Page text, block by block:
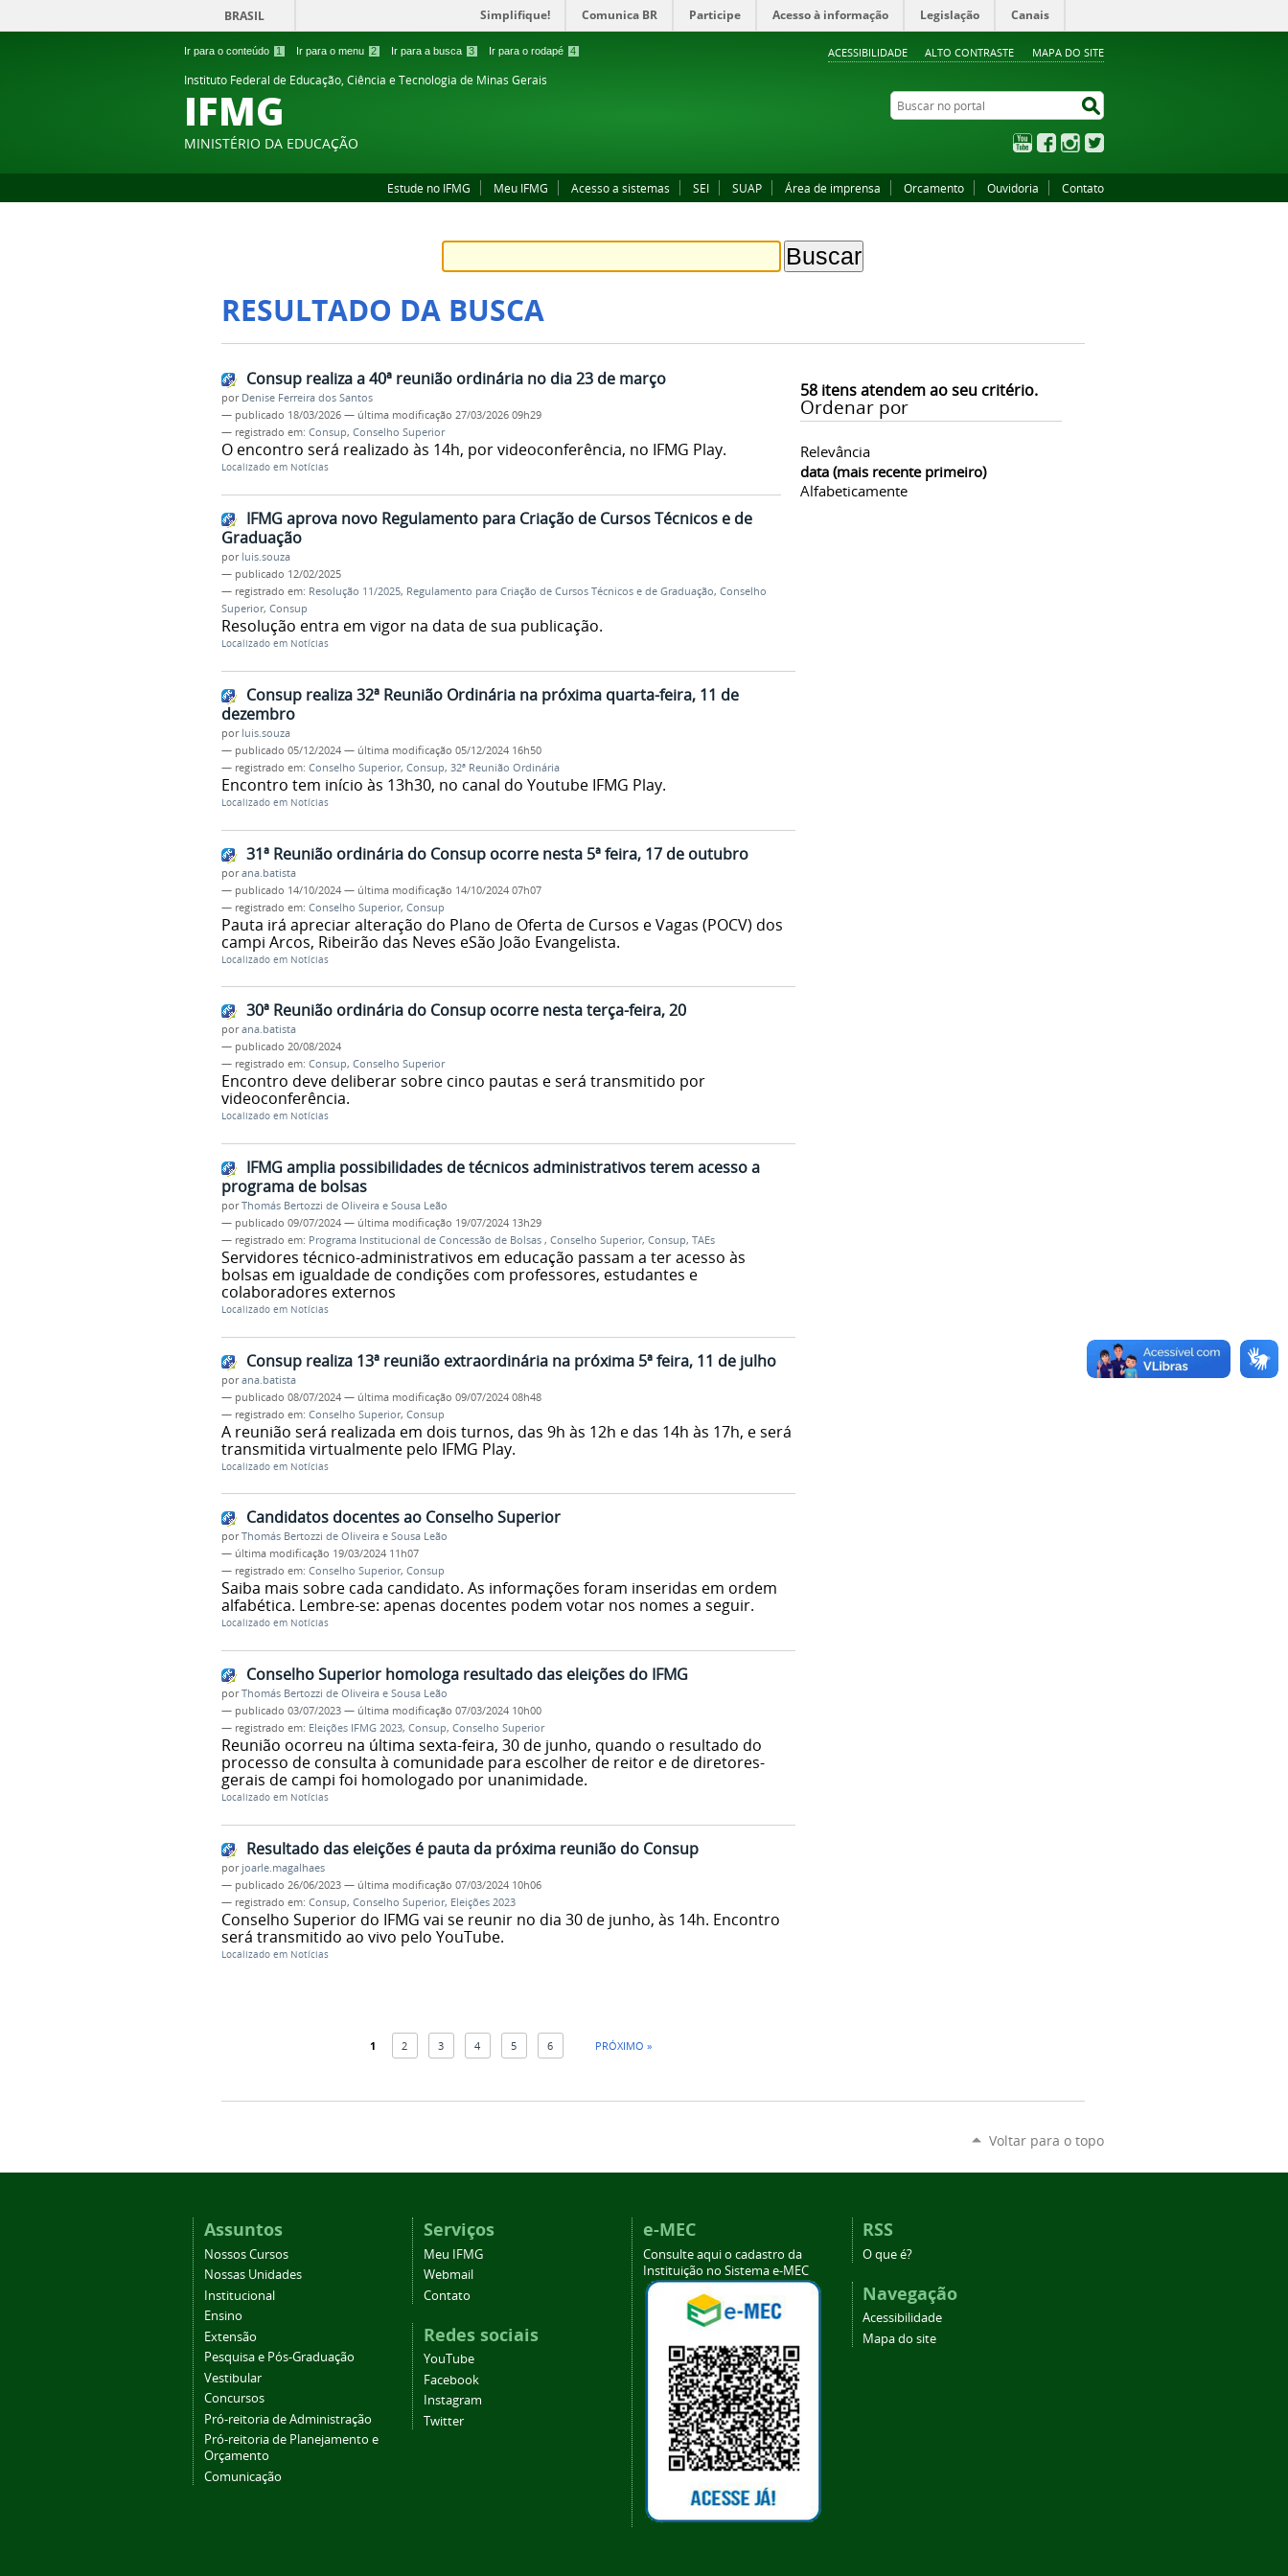
Ir para o conteúdo 1 Ir para o menu 2 Ir para a busca 3 Ir para o rodapé 4 ACESSIBILIDADE ALTO CONTRASTE MAPA DO SITE
BRASIL Simplifique! Comunica BR Participe Acesso à informação Legislação Canais
Instituto Federal de Educação, Ciência e Tecnologia de Minas Gerais
IFMG
MINISTÉRIO DA EDUCAÇÃO
Buscar no portal
YouTubeFacebookInstagram
Estude no IFMG Meu IFMG Acesso a sistemas SEI SUAP Área de imprensa Orcamento Ouvidoria Contato
RESULTADO DA BUSCA
58itens atendem ao seu critério.
Ordenar por
Relevância
data (mais recente primeiro)
Alfabeticamente
Consup realiza a 40ª reunião ordinária no dia 23 de março
por Denise Ferreira dos Santos
— publicado 18/03/2026 — última modificação 27/03/2026 09h29
— registrado em: Consup, Conselho Superior
O encontro será realizado às 14h, por videoconferência, no IFMG Play.
Localizado em Notícias
IFMG aprova novo Regulamento para Criação de Cursos Técnicos e de
Graduação
por luis.souza
— publicado 12/02/2025
— registrado em: Resolução 11/2025, Regulamento para Criação de Cursos Técnicos e de Graduação, Conselho
Superior, Consup
Resolução entra em vigor na data de sua publicação.
Localizado em Notícias
Consup realiza 32ª Reunião Ordinária na próxima quarta-feira, 11 de
dezembro
por luis.souza
— publicado 05/12/2024 — última modificação 05/12/2024 16h50
— registrado em: Conselho Superior, Consup, 32ª Reunião Ordinária
Encontro tem início às 13h30, no canal do Youtube IFMG Play.
Localizado em Notícias
31ª Reunião ordinária do Consup ocorre nesta 5ª feira, 17 de outubro
porana.batista
— publicado 14/10/2024 — última modificação 14/10/2024 07h07
— registrado em: Conselho Superior, Consup
Pauta irá apreciar alteração do Plano de Oferta de Cursos e Vagas (POCV) dos
campi Arcos, Ribeirão das Neves eSão João Evangelista.
Localizado em Notícias
30ª Reunião ordinária do Consup ocorre nesta terça-feira, 20
porana.batista
— publicado 20/08/2024
— registrado em: Consup, Conselho Superior
Encontro deve deliberar sobre cinco pautas e será transmitido por
videoconferência.
Localizado em Notícias
IFMG amplia possibilidades de técnicos administrativos terem acesso a
programa de bolsas
porThomás Bertozzi de Oliveira e Sousa Leão
— publicado 09/07/2024 — última modificação 19/07/2024 13h29
— registrado em: Programa Institucional de Concessão de Bolsas , Conselho Superior, Consup, TAEs
Servidores técnico-administrativos em educação passam a ter acesso às
bolsas em igualdade de condições com professores, estudantes e
colaboradores externos
Localizado em Notícias
Consup realiza 13ª reunião extraordinária na próxima 5ª feira, 11 de julho
porana.batista
— publicado 08/07/2024 — última modificação 09/07/2024 08h48
— registrado em: Conselho Superior, Consup
A reunião será realizada em dois turnos, das 9h às 12h e das 14h às 17h, e será
transmitida virtualmente pelo IFMG Play.
Localizado em Notícias
Candidatos docentes ao Conselho Superior
porThomás Bertozzi de Oliveira e Sousa Leão
— última modificação 19/03/2024 11h07
— registrado em: Conselho Superior, Consup
Saiba mais sobre cada candidato. As informações foram inseridas em ordem
alfabética. Lembre-se: apenas docentes podem votar nos nomes a seguir.
Localizado em Notícias
Conselho Superior homologa resultado das eleições do IFMG
porThomás Bertozzi de Oliveira e Sousa Leão
— publicado 03/07/2023 — última modificação 07/03/2024 10h00
— registrado em: Eleições IFMG 2023, Consup, Conselho Superior
Reunião ocorreu na última sexta-feira, 30 de junho, quando o resultado do
processo de consulta à comunidade para escolher de reitor e de diretores-
gerais de campi foi homologado por unanimidade.
Localizado em Notícias
Resultado das eleições é pauta da próxima reunião do Consup
por joarle.magalhaes
— publicado 26/06/2023 — última modificação 07/03/2024 10h06
— registrado em: Consup, Conselho Superior, Eleições 2023
Conselho Superior do IFMG vai se reunir no dia 30 de junho, às 14h. Encontro
será transmitido ao vivo pelo YouTube.
Localizado em Notícias
1 2 3 4 5 6 PRÓXIMO »
Voltar para o topo
Assuntos
Nossos Cursos
Nossas Unidades
Institucional
Ensino
Extensão
Pesquisa e Pós-Graduação
Vestibular
Concursos
Pró-reitoria de Administração
Pró-reitoria de Planejamento e
Orçamento
Comunicação
Serviços
Meu IFMG
Webmail
Contato
Redes sociais
YouTube
Facebook
Instagram
Twitter
e-MEC
Consulte aqui o cadastro da
Instituição no Sistema e-MEC
RSS
O que é?
Navegação
Acessibilidade
Mapa do site